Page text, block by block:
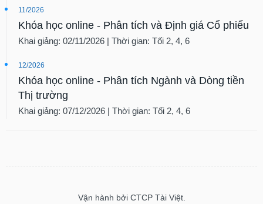
11/2026
Khóa học online - Phân tích và Định giá Cổ phiếu
Khai giảng: 02/11/2026 | Thời gian: Tối 2, 4, 6
12/2026
Khóa học online - Phân tích Ngành và Dòng tiền
Thị trường
Khai giảng: 07/12/2026 | Thời gian: Tối 2, 4, 6
Vận hành bởi CTCP Tài Việt.